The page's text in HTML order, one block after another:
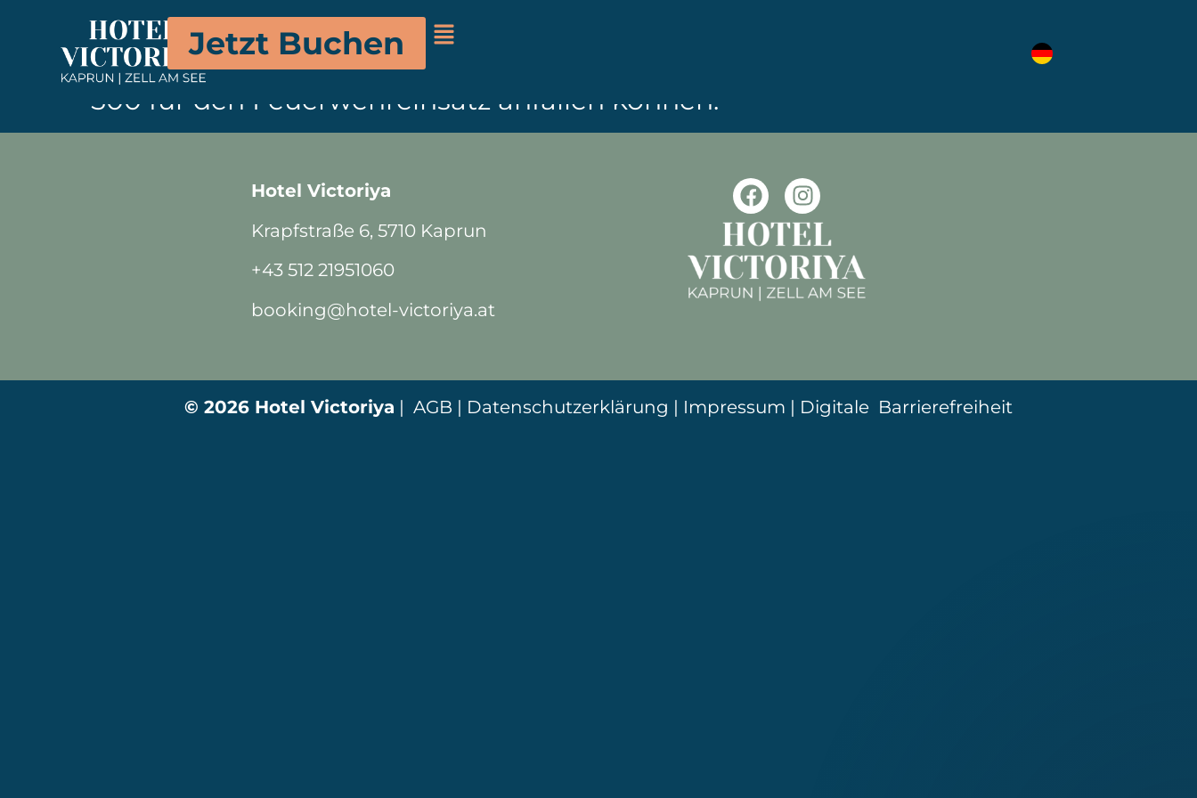
Jetzt Buchen
Offenes Feuer ist im gesamten Hotel nicht gestattet. Bitte beachte, dass bei
unsachgemäßer Auslösung des Feueralarms Kosten in Höhe von bis zu €
500 für den Feuerwehreinsatz anfallen können.
Hotel Victoriya
Krapfstraße 6, 5710 Kaprun
+43 512 21951060
booking@hotel-victoriya.at
© 2026 Hotel Victoriya | AGB | Datenschutzerklärung | Impressum | Digitale Barrierefreiheit